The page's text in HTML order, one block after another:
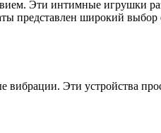
Эти интимные игрушки
представлен широкий выбор
вибрации. Эти устройства